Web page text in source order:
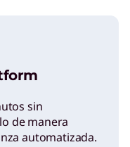
sin
de manera
automatizada.